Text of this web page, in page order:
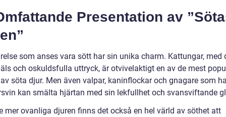
Presentation av
som anses vara sött har sin unika charm. Kattungar, med
och oskuldsfulla uttryck, är otvivelaktigt en av de mest
söta djur. Men även valpar, kaninflockar och gnagare som
kan smälta hjärtan med sin lekfullhet och svansviftande
mer ovanliga djuren finns det också en hel värld av söthet att